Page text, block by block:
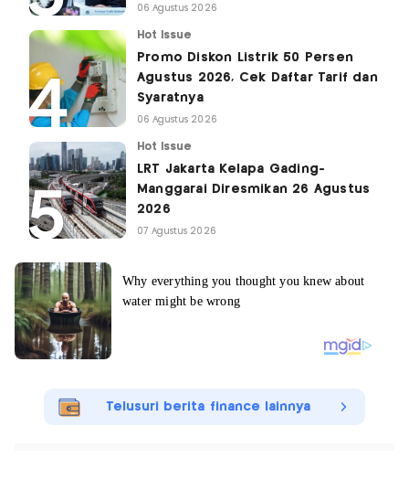
06 Agustus 2026
Hot Issue
Promo Diskon Listrik 50 Persen
Agustus 2026, Cek Daftar Tarif dan
Syaratnya
06 Agustus 2026
Hot Issue
LRT Jakarta Kelapa Gading-
Manggarai Diresmikan 26 Agustus
2026
07 Agustus 2026
Telusuri berita finance lainnya